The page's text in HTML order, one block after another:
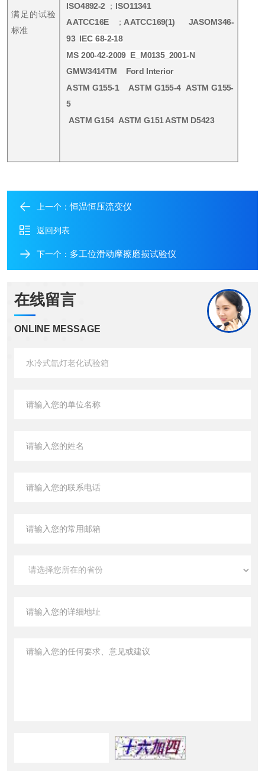
满足的试验
标准
ISO4892-2 ； ISO11341
AATCC16E
； AATCC169(1)
JASOM346-
93 IEC 68-2-18
MS 200-42-2009 E_M0135_2001-N
GMW3414TM Ford Interior
ASTM G155-1 ASTM G155-4 ASTM G155-
5
ASTM G154 ASTM G151 ASTM D5423
上一个：恒温恒压流变仪
返回列表
下一个： 多工位滑动摩擦磨损试验仪
在线留言
ONLINE MESSAGE